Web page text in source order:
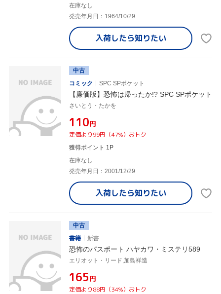
在庫なし
発売年月日：1964/10/29
入荷したら知りたい
中古
コミック
SPC SPポケット
【廉価版】恐怖は帰ったか!? SPC SPポケット
さいとう・たかを
¥110円
定価より99円（47%）おトク
獲得ポイント 1P
在庫なし
発売年月日：2001/12/29
入荷したら知りたい
中古
書籍
新書
恐怖のパスポート ハヤカワ・ミステリ589
エリオット・リード,加島祥造
¥165円
定価より88円（34%）おトク